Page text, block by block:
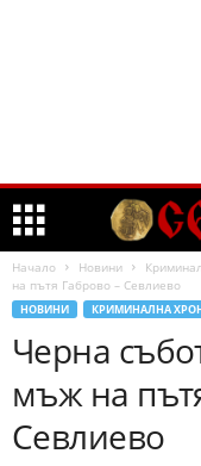
Начало Новини
на пътя Габрово – Севлиево
НОВИНИ КРИМИНАЛНА
Черна
мъж на
Севлиево